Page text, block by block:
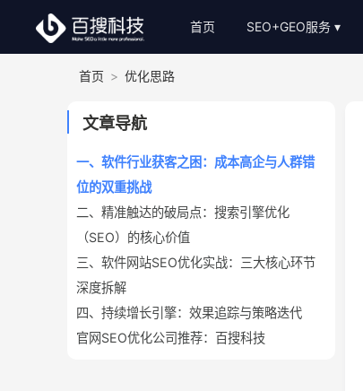
首页 SEO+GEO服务
SEO顾问服务
SEO基础建站
SEO软文代写
首页 > 优化思路
文章导航
一、软件行业获客之困：成本高企与人群错
位的双重挑战
二、精准触达的破局点：搜索引擎优化
（SEO）的核心价值
三、软件网站SEO优化实战：三大核心环节
深度拆解
四、持续增长引擎：效果追踪与策略迭代
官网SEO优化公司推荐：百搜科技